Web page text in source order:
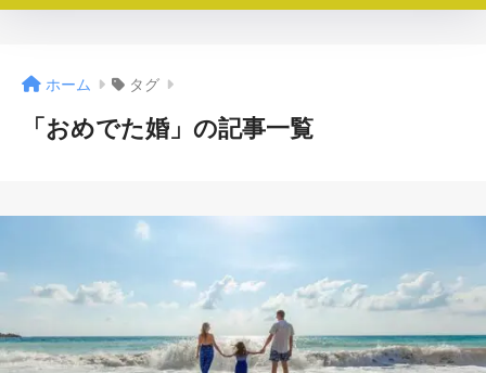
ホーム タグ
「おめでた婚」の記事一覧